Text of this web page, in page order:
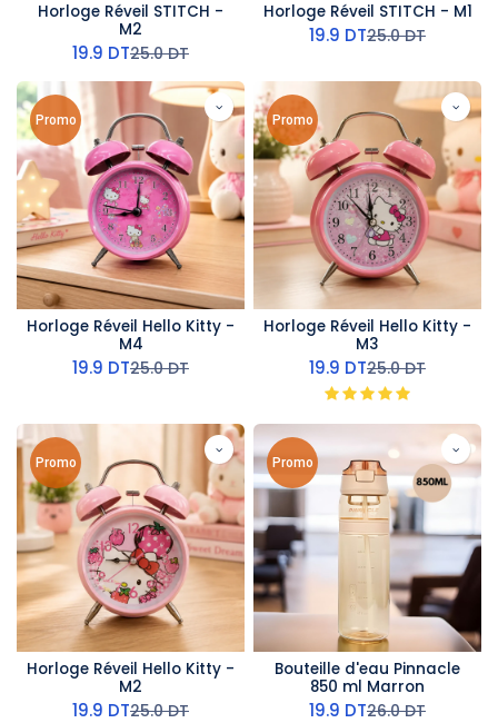
Horloge Réveil STITCH -
M2
19.9 DT25.0DT
Horloge Réveil STITCH - M1
19.9 DT25.0DT
Promo
Horloge Réveil Hello Kitty -
M4
19.9 DT25.0DT
Promo
Horloge Réveil Hello Kitty -
M3
19.9 DT25.0DT
Promo
Horloge Réveil Hello Kitty -
M2
19.9 DT25.0DT
Promo
Bouteille d'eau Pinnacle
850 ml Marron
19.9 DT26.0DT